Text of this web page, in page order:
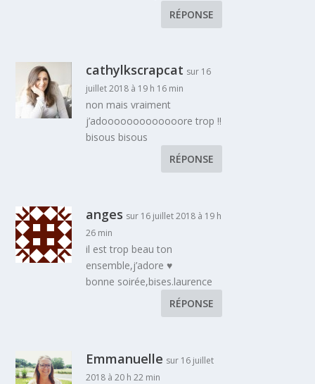
RÉPONSE
cathylkscrapcat sur 16
juillet 2018 à 19 h 16 min
non mais vraiment
j’adooooooooooooore trop !!
bisous bisous
RÉPONSE
anges sur 16 juillet 2018 à 19 h
26 min
il est trop beau ton
ensemble,j’adore ♥
bonne soirée,bises.laurence
RÉPONSE
Emmanuelle sur 16 juillet
2018 à 20 h 22 min